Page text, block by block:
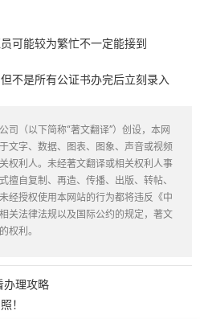
可能较为繁忙不一定能接到
不是所有公证书办完后立刻录入
司（以下简称“著文翻译”）创设，本网
文字、数据、图表、图象、声音或视频
权利人。未经著文翻译或相关权利人事
擅自复制、再造、传播、出版、转帖、
经授权使用本网站的行为都将违反《中
关法律法规以及国际公约的规定，著文
权利。
办理攻略
！